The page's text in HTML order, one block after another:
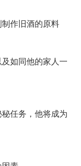
作旧酒的原料
如同他的家人一
任务，他将成为